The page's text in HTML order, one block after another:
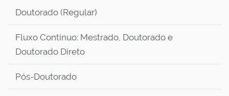
Doutorado (Regular)
Fluxo Contínuo: Mestrado, Doutorado e
Doutorado Direto
Pós-Doutorado